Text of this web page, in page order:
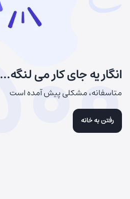
انگار یه جای کار می لنگه...
متاسفانه، مشکلی پیش آمده است
رفتن به خانه
500